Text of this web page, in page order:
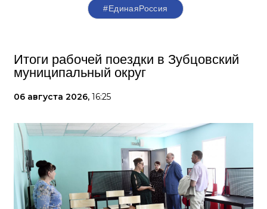
#‎ЕдинаяРоссия
Итоги рабочей поездки в Зубцовский
муниципальный округ
06 августа 2026, 16:25